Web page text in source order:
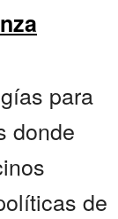
para
donde
de